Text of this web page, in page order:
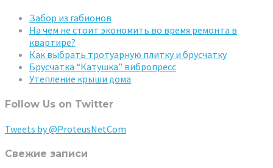
Забор из габионов
На чем не стоит экономить во время ремонта в
квартире?
Как выбрать тротуарную плитку и брусчатку
Брусчатка “Катушка” вибропресс
Утепление крыши дома
Follow Us on Twitter
Tweets by @ProteusNetCom
Свежие записи